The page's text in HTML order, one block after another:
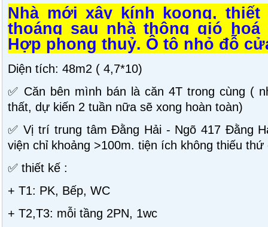
Nhà mới xây kính koong, thiết
thoáng sau nhà thông gió
Hợp phong thuỷ. Ô tô nhỏ đỗ
Diện tích: 48m2 ( 4,7*10)
✅ Căn bên mình bán là căn 4T trong cùng (
thất, dự kiến 2 tuần nữa sẽ xong hoàn toàn)
✅ Vị trí trung tâm Đằng Hải - Ngõ 417 Đằng
viện chỉ khoảng >100m. tiện ích không thiếu thứ
✅ thiết kế :
+ T1: PK, Bếp, WC
+ T2,T3: mỗi tầng 2PN, 1wc